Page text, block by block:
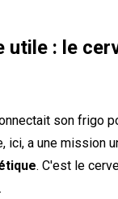
utile : le
son frigo
ici, a une mission
. C'est le